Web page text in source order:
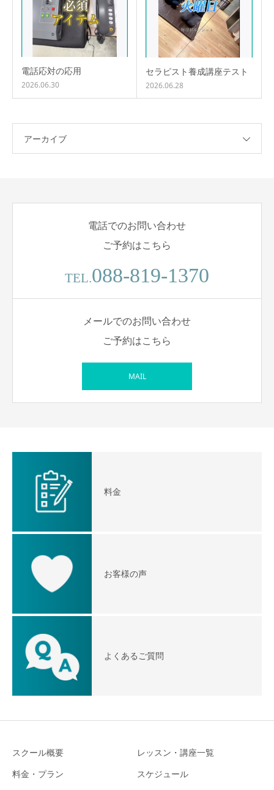
電話応対の応用
2026.06.30
セラピスト養成講座テスト
2026.06.28
アーカイブ
電話でのお問い合わせ
ご予約はこちら
TEL.088-819-1370
メールでのお問い合わせ
ご予約はこちら
MAIL
料金
お客様の声
よくあるご質問
スクール概要
レッスン・講座一覧
料金・プラン
スケジュール